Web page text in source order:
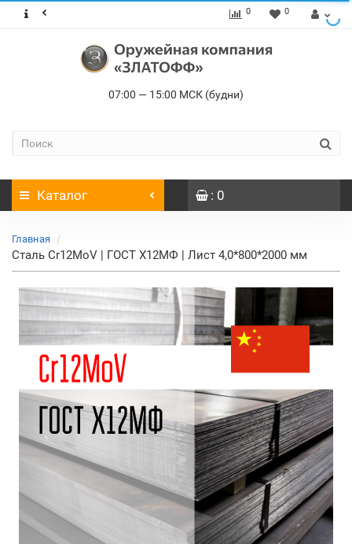
0 0
07:00 — 15:00 МСК (будни)
Каталог : 0
Главная
Сталь Cr12MoV | ГОСТ Х12МФ | Лист 4,0*800*2000 мм